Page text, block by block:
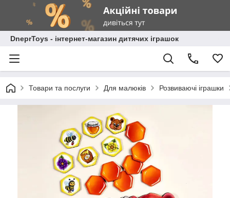
DneprToys - інтернет-магазин дитячих іграшок
Товари та послуги Для малюків Розвиваючі іграшки